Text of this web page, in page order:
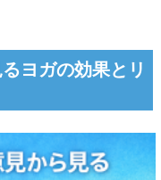
ヨガの効果とリ